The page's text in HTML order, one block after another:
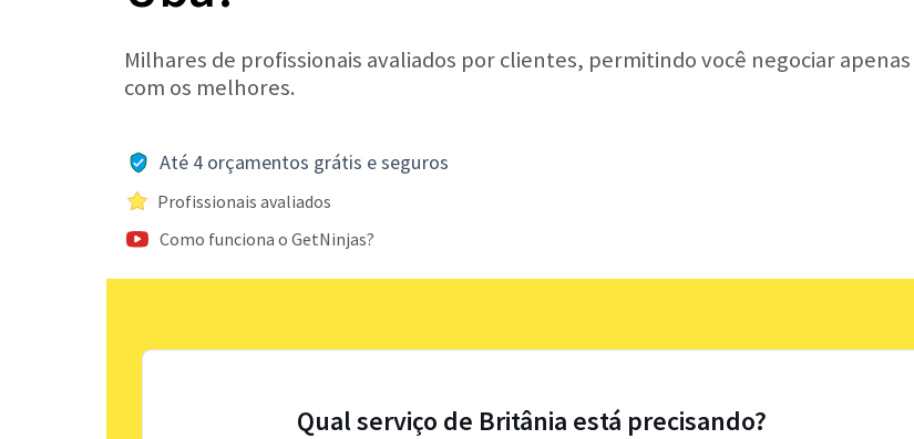
Milhares de profissionais avaliados por clientes, permitindo você negociar apenas
com os melhores.
Até 4 orçamentos grátis e seguros
Profissionais avaliados
Como funciona o GetNinjas?
Qual serviço de Britânia está precisando?